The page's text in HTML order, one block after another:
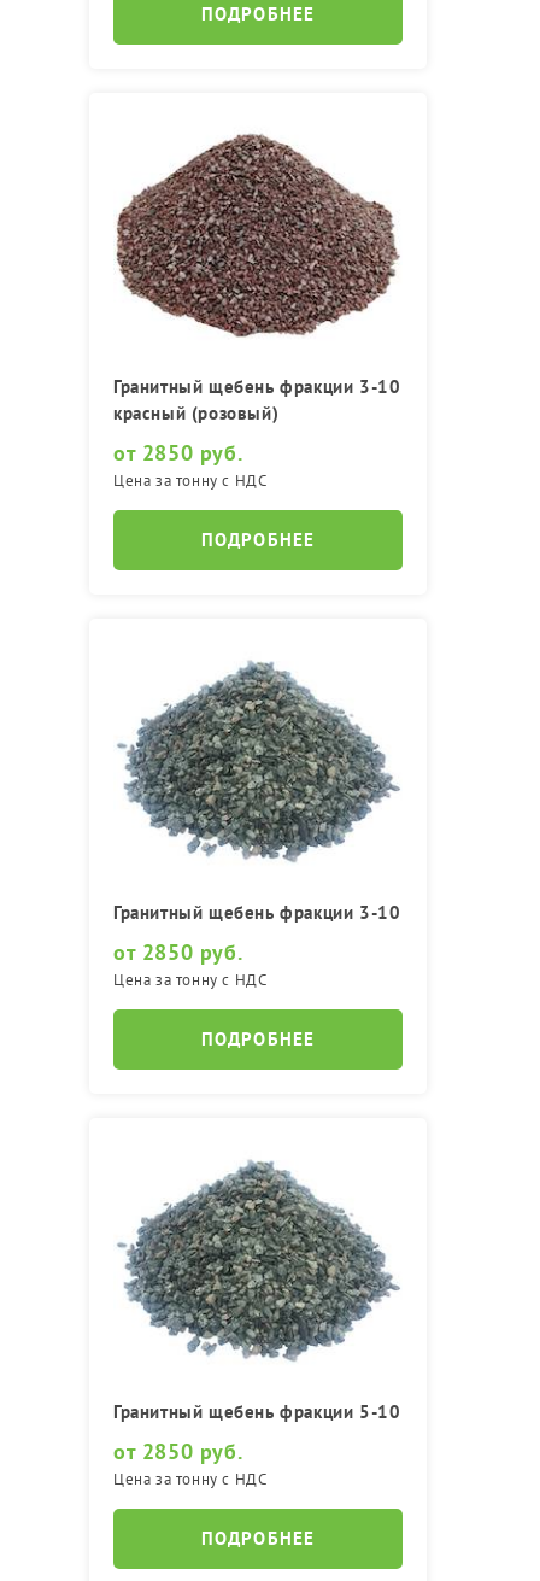
ПОДРОБНЕЕ
Гранитный щебень фракции 3-10
красный (розовый)
от 2850 руб.
Цена за тонну с НДС
ПОДРОБНЕЕ
Гранитный щебень фракции 3-10
от 2850 руб.
Цена за тонну с НДС
ПОДРОБНЕЕ
Гранитный щебень фракции 5-10
от 2850 руб.
Цена за тонну с НДС
ПОДРОБНЕЕ